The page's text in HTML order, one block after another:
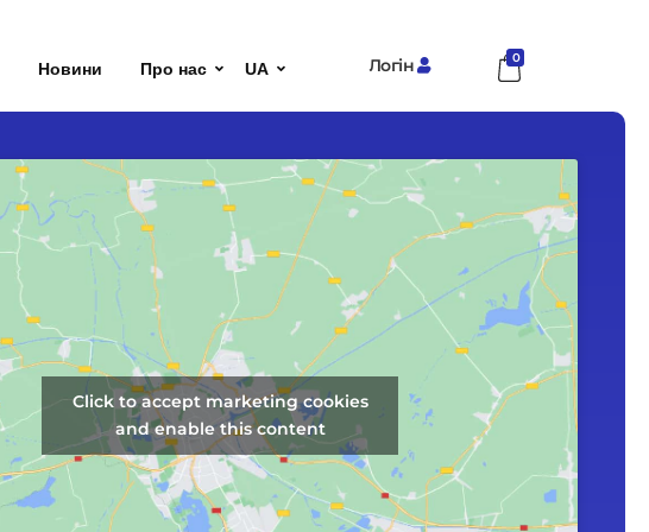
Новини Про нас UA Логін 0
Click to accept marketing cookies
and enable this content